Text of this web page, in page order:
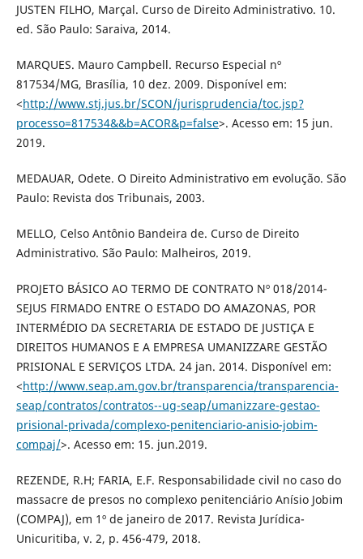
JUSTEN FILHO, Marçal. Curso de Direito Administrativo. 10.
ed. São Paulo: Saraiva, 2014.
MARQUES. Mauro Campbell. Recurso Especial nº
817534/MG, Brasília, 10 dez. 2009. Disponível em:
<http://www.stj.jus.br/SCON/jurisprudencia/toc.jsp?
processo=817534&&b=ACOR&p=false>. Acesso em: 15 jun.
2019.
MEDAUAR, Odete. O Direito Administrativo em evolução. São
Paulo: Revista dos Tribunais, 2003.
MELLO, Celso Antônio Bandeira de. Curso de Direito
Administrativo. São Paulo: Malheiros, 2019.
PROJETO BÁSICO AO TERMO DE CONTRATO Nº 018/2014-
SEJUS FIRMADO ENTRE O ESTADO DO AMAZONAS, POR
INTERMÉDIO DA SECRETARIA DE ESTADO DE JUSTIÇA E
DIREITOS HUMANOS E A EMPRESA UMANIZZARE GESTÃO
PRISIONAL E SERVIÇOS LTDA. 24 jan. 2014. Disponível em:
<http://www.seap.am.gov.br/transparencia/transparencia-
seap/contratos/contratos--ug-seap/umanizzare-gestao-
prisional-privada/complexo-penitenciario-anisio-jobim-
compaj/>. Acesso em: 15. jun.2019.
REZENDE, R.H; FARIA, E.F. Responsabilidade civil no caso do
massacre de presos no complexo penitenciário Anísio Jobim
(COMPAJ), em 1º de janeiro de 2017. Revista Jurídica-
Unicuritiba, v. 2, p. 456-479, 2018.